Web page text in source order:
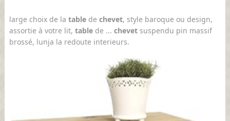
large choix de la tablede chevet, style baroque ou design,
assortie à votre lit, tablede ... chevetsuspendu pin massif
brossé, lunja la redoute interieurs.